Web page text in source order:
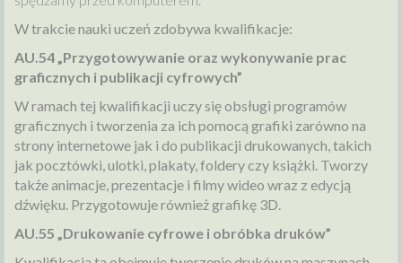
W trakcie nauki uczeń zdobywa kwalifikacje:
AU.54 „Przygotowywanie oraz wykonywanie prac
graficznych i publikacji cyfrowych”
W ramach tej kwalifikacji uczy się obsługi programów
graficznych i tworzenia za ich pomocą grafiki zarówno na
strony internetowe jak i do publikacji drukowanych, takich
jak pocztówki, ulotki, plakaty, foldery czy książki. Tworzy
także animacje, prezentacje i filmy wideo wraz z edycją
dźwięku. Przygotowuje również grafikę 3D.
AU.55 „Drukowanie cyfrowe i obróbka druków”